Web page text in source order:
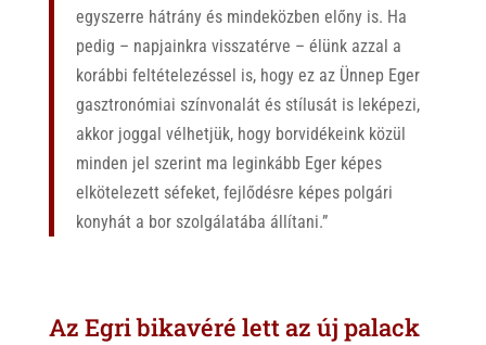
egyszerre hátrány és mindeközben előny is. Ha
pedig – napjainkra visszatérve – élünk azzal a
korábbi feltételezéssel is, hogy ez az Ünnep Eger
gasztronómiai színvonalát és stílusát is leképezi,
akkor joggal vélhetjük, hogy borvidékeink közül
minden jel szerint ma leginkább Eger képes
elkötelezett séfeket, fejlődésre képes polgári
konyhát a bor szolgálatába állítani.”
Az Egri bikavéré lett az új palack